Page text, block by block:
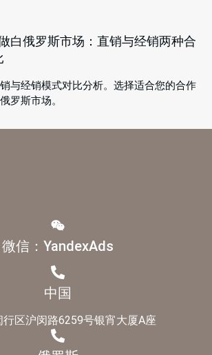
白俄罗斯市场：直销与经销两种合
与经销模式对比分析。选择适合您的合作
罗斯市场。
微信：YandexAds
中国
行区沪闵路6259号银宵大厦A座